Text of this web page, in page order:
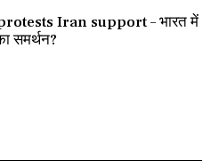
Iran support – भारत में
समर्थन?